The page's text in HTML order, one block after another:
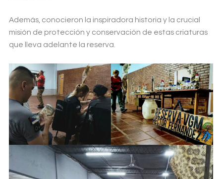
Además, conocieron la inspiradora historia y la crucial
misión de protección y conservación de estas criaturas
que lleva adelante la reserva.